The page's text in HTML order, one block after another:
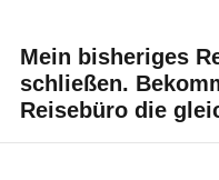
Mein bisheriges
schließen.
Reisebüro die